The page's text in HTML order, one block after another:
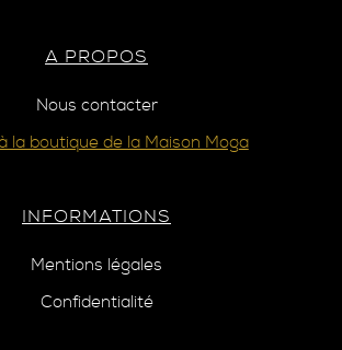
A PROPOS
Nous contacter
la boutique de la Maison Moga
INFORMATIONS
Mentions légales
Confidentialité